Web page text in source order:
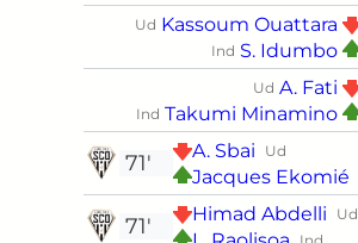
Ud Kassoum Ouattara
Ind S. Idumbo
Ud A. Fati
Ind Takumi Minamino
Ud
A. Sbai
Jacques Ekomié
71'
Ud
Himad Abdelli
71'